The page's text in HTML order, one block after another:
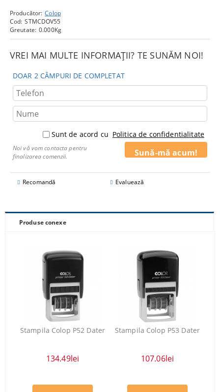
Producător: Colop
Cod: STMCDOV55
Greutate: 0.000Kg
VREI MAI MULTE INFORMAȚII? TE SUNĂM NOI!
DOAR 2 CÂMPURI DE COMPLETAT
Sunt de acord cu Politica de confidentialitate
Noi vă vom contacta pentru
finalizarea comenzii.
Recomandă Evaluează
Produse conexe
Stampila Colop P52 Dater
134.49lei
Stampila Colop P53 Dater
107.06lei